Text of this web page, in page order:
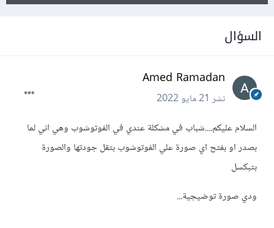
السؤال
Amed Ramadan
نشر21 مايو 2022
السلام عليكم....شباب في مشكلة عندي في الفوتوشوب وهي اني لما
بصدر او بفتح اي صورة علي الفوتوشوب بتقل جودتها والصورة
بتبكسل
ودي صورة توضيجية...